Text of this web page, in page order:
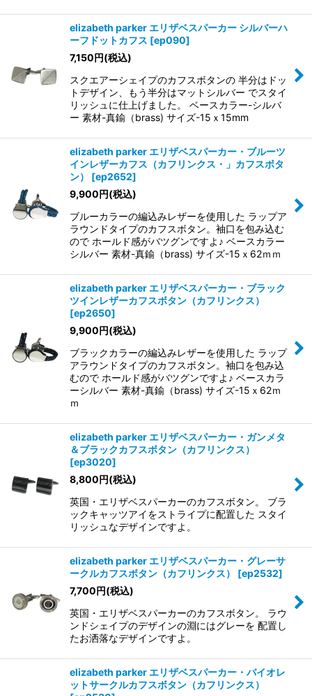
elizabeth parker エリザベスパーカー シルバーハ
ーフドットカフス [ep090]
7,150円(税込)
スクエアーシェイプのカフスボタンの 半分はドッ
トデザイン、もう半分はマットシルバー でスタイ
リッシュに仕上げました。 ベースカラー-シルバ
ー 素材-真鍮（brass) サイズ-15ｘ15mm
elizabeth parker エリザベスパーカー・ブルーツ
インレザーカフス（カフリンクス・」カフスボタ
ン）
[ep2652]
9,900円(税込)
ブルーカラーの編込みレザーを使用した ラップア
ラウンドタイプのカフスボタン。袖口を包み込む
ので ホールド感がバツグンですよ♪ ベースカラー
シルバー 素材-真鍮（brass) サイズ-15ｘ62ｍｍ
elizabeth parker エリザベスパーカー・ブラック
ツインレザーカフスボタン（カフリンクス）
[ep2650]
9,900円(税込)
ブラックカラーの編込みレザーを使用した ラップ
アラウンドタイプのカフスボタン。袖口を包み込
むので ホールド感がバツグンですよ♪ ベースカラ
ーシルバー 素材-真鍮（brass) サイズ-15ｘ62ｍ
ｍ
elizabeth parker エリザベスパーカー・ガンメタ
＆ブラックカフスボタン（カフリンクス）
[ep3020]
8,800円(税込)
英国・エリザベスパーカーのカフスボタン。 ブラ
ックキャッツアイをストライプに配置した スタイ
リッシュなデザインですよ。
elizabeth parker エリザベスパーカー・グレーサ
ークルカフスボタン（カフリンクス）
[ep2532]
7,700円(税込)
英国・エリザベスパーカーのカフスボタン。 ラウ
ンドシェイプのデザインの淵にはグレーを 配置し
たお洒落なデザインですよ。
elizabeth parker エリザベスパーカー・バイオレ
ットサークルカフスボタン（カフリンクス）